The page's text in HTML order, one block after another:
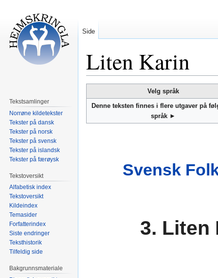
Liten Karin
til
navigering
til
søk
Velg språk
Denne teksten finnes i flere utgaver på
språk ►
Svensk
3. Liten
Side
Tekstsamlinger
Norrøne kildetekster
Tekster på dansk
Tekster på norsk
Tekster på svensk
Tekster på islandsk
Tekster på færøysk
Tekstoversikt
Alfabetisk index
Tekstoversikt
Kildeindex
Temasider
Forfatterindex
Siste endringer
Teksthistorik
Tilfeldig side
Bakgrunnsmateriale